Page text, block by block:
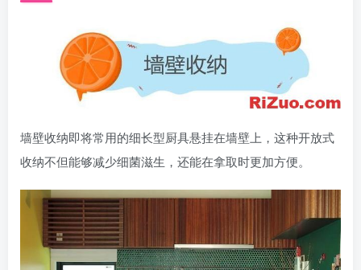
墙壁收纳即将常用的细长型厨具悬挂在墙壁上，这种开放式
收纳不但能够减少细菌滋生，还能在拿取时更加方便。